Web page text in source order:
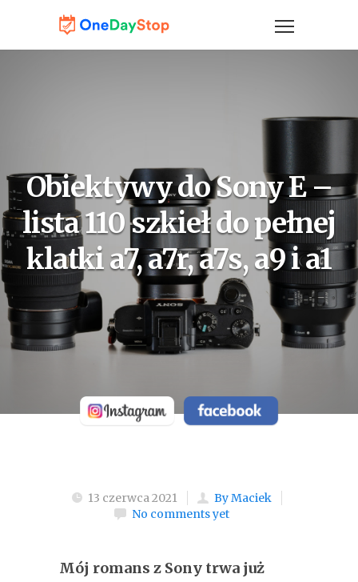
Obiektywy do Sony E –
lista 110 szkieł do pełnej
klatki a7, a7r, a7s, a9 i a1
13 czerwca 2021
By Maciek
No comments yet
Mój romans z Sony trwa już